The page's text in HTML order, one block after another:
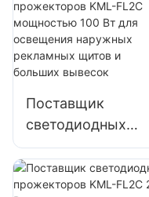
мощностью 200
Вт для аварийного
освещения и
освещения мест
ликвидации
последствий
стихийных
бедствий
Поставщик
светодиодных
прожекторов
KML-FL2C
мощностью 100